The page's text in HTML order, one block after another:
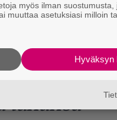
en muista
ja
Pertti
tahansa
myös ilman suostumusta,
muuttaa asetuksiasi milloin
Hyväksyn